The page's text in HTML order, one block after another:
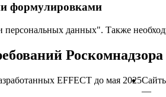
формулировками
данных". Также
Роскомнадзора
EFFECT до мая 2025
—